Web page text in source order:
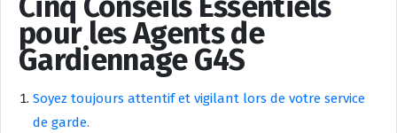
pour les Agents de
Gardiennage G4S
Soyez toujours attentif et vigilant lors de votre service
de garde.